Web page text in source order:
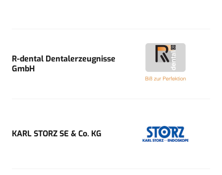
R-dental Dentalerzeugnisse
GmbH
KARL STORZ SE & Co. KG